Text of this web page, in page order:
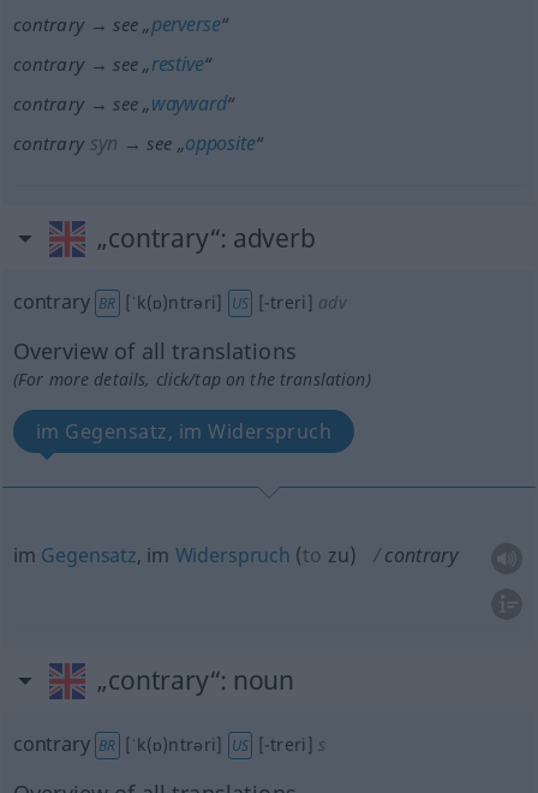
contrary → see „perverse“
contrary → see „restive“
contrary → see „wayward“
contrary syn → see „opposite“
„contrary“: adverb
contrary BR [ˈk(ɒ)ntrəri] US [-treri] adv
Overview of all translations
(For more details, click/tap on the translation)
im Gegensatz, im Widerspruch
im Gegensatz, im Widerspruch (to zu) contrary
„contrary“: noun
contrary BR [ˈk(ɒ)ntrəri] US [-treri] s